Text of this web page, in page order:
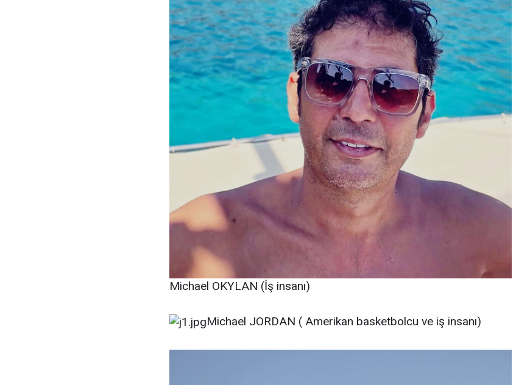
Michael OKYLAN (İş insanı)
Michael JORDAN ( Amerikan basketbolcu ve iş insanı)